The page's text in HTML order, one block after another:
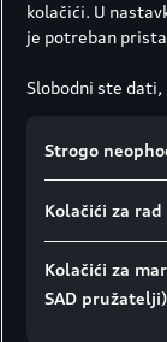
CO₂-emisije
kolačići. U
je potreban
Slobodni ste
Društvo Porsche
stranicu i
pronaći na dnu
Napomena o
stavkom 1.
ostalog, koristi
može se isključiti
Strogo
Kolačići za
Kolačići za
SAD pružatelji)